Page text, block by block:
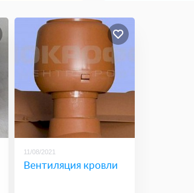
11/08/2021
Вентиляция кровли